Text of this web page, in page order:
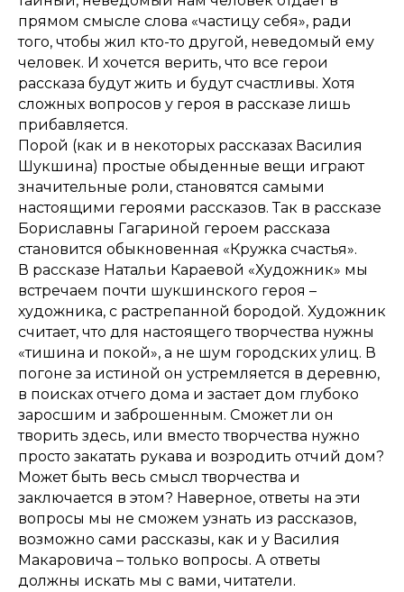
прямом смысле слова «частицу себя», ради
того, чтобы жил кто-то другой, неведомый ему
человек. И хочется верить, что все герои
рассказа будут жить и будут счастливы. Хотя
сложных вопросов у героя в рассказе лишь
прибавляется.
Порой (как и в некоторых рассказах Василия
Шукшина) простые обыденные вещи играют
значительные роли, становятся самыми
настоящими героями рассказов. Так в рассказе
Бориславны Гагариной героем рассказа
становится обыкновенная «Кружка счастья».
В рассказе Натальи Караевой «Художник» мы
встречаем почти шукшинского героя –
художника, с растрепанной бородой. Художник
считает, что для настоящего творчества нужны
«тишина и покой», а не шум городских улиц. В
погоне за истиной он устремляется в деревню,
в поисках отчего дома и застает дом глубоко
заросшим и заброшенным. Сможет ли он
творить здесь, или вместо творчества нужно
просто закатать рукава и возродить отчий дом?
Может быть весь смысл творчества и
заключается в этом? Наверное, ответы на эти
вопросы мы не сможем узнать из рассказов,
возможно сами рассказы, как и у Василия
Макаровича – только вопросы. А ответы
должны искать мы с вами, читатели.